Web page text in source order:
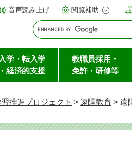
音声読み上げ 閲覧補助
入学・転入学
・経済的支援
教職員採用・
免許・研修等
推進プロジェクト > 遠隔教育 > 遠